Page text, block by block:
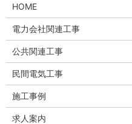
HOME
電力会社関連工事
公共関連工事
民間電気工事
施工事例
求人案内